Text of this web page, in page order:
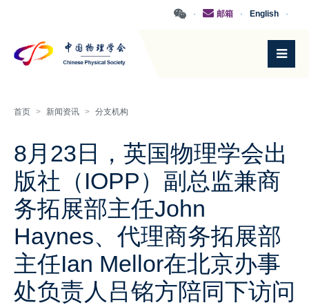
·
English
·
邮箱
·
首页 > 新闻资讯 > 分支机构
8月23日，英国物理学会出
版社（IOPP）副总监兼商
务拓展部主任John
Haynes、代理商务拓展部
主任Ian Mellor在北京办事
处负责人吕铭方陪同下访问